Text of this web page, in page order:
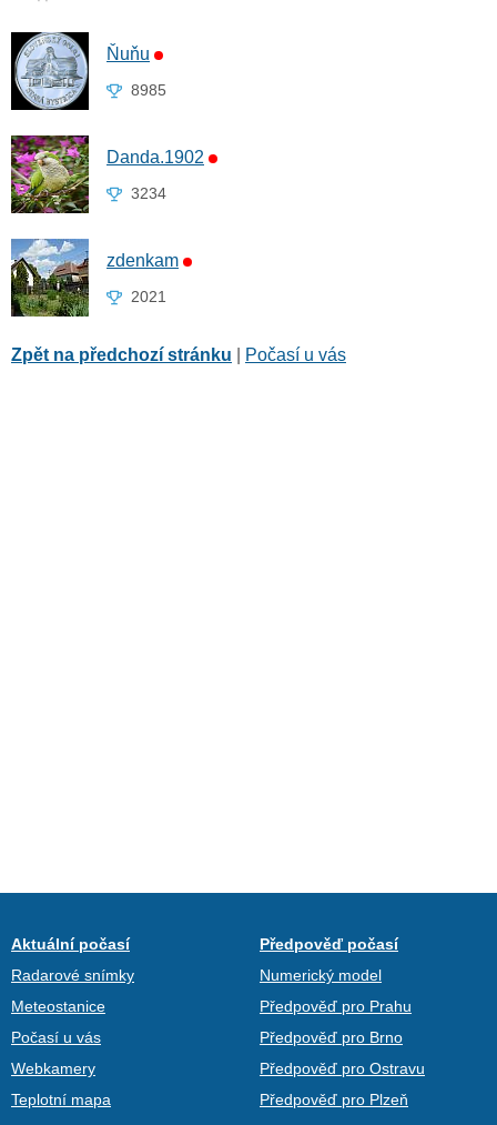
Ňuňu
8985
Danda.1902
3234
zdenkam
2021
Zpět na předchozí stránku Počasí u vás
Aktuální počasí
Radarové snímky
Meteostanice
Počasí u vás
Webkamery
Teplotní mapa
Předpověď počasí
Numerický model
Předpověď pro Prahu
Předpověď pro Brno
Předpověď pro Ostravu
Předpověď pro Plzeň